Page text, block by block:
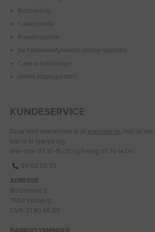
Returnering
Cookiepolitik
Privatlivspolitik
Se Fødevarestyrelsens smiley-rapporter
Cookie-indstillinger
Glemt adgangskode?
KUNDESERVICE
Du er altid velkommen til at kontakte os, hvis du
klar til at hjælpe dig.
Man-tors: 07.30-16.00 og fredag 07.30-14.00.
99 92 02 33
ADRESSE
Blüchersvej 3
7480 Vildbjerg
CVR: 21 90 66 89